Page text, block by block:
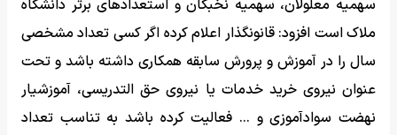
سهمیه معلولان، سهمیه نخبگان و استعداد‌های برتر دانشگاه
ملاک است افزود: قانونگذار اعلام کرده اگر کسی تعداد مشخصی
سال را در آموزش و پرورش سابقه همکاری داشته باشد و تحت
عنوان نیروی خرید خدمات یا نیروی حق التدریسی، آموزشیار
نهضت سوادآموزی و ... فعالیت کرده باشد به تناسب تعداد